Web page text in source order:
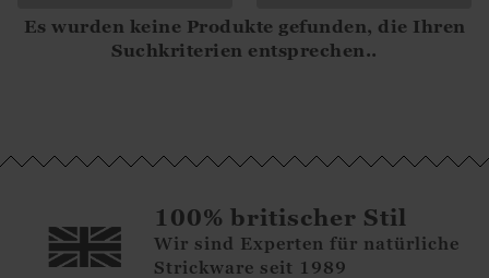
Es wurden keine Produkte gefunden, die Ihren
Suchkriterien entsprechen..
100% britischer Stil
Wir sind Experten für natürliche
Strickware seit 1989